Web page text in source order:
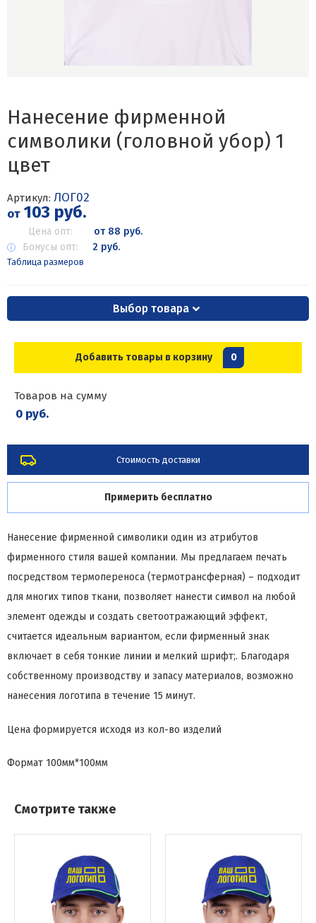
Нанесение фирменной
символики (головной убор) 1
цвет
Артикул: ЛОГ02
от103 руб.
Цена опт:
от 88 руб.
Бонусы опт:
2 руб.
Таблица размеров
Выбор товара
Добавить товары в корзину 0
Товаров на сумму
0 руб.
Стоимость доставки
Примерить бесплатно
Нанесение фирменной символики один из атрибутов
фирменного стиля вашей компании. Мы предлагаем печать
посредством термопереноса (термотрансферная) – подходит
для многих типов ткани, позволяет нанести символ на любой
элемент одежды и создать светоотражающий эффект,
считается идеальным вариантом, если фирменный знак
включает в себя тонкие линии и мелкий шрифт;. Благодаря
собственному производству и запасу материалов, возможно
нанесения логотипа в течение 15 минут.
Цена формируется исходя из кол-во изделий
Формат 100мм*100мм
Смотрите также